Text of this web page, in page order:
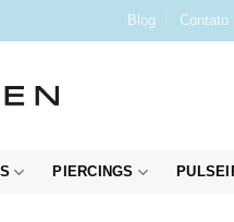
Blog Contato
PIERCINGS